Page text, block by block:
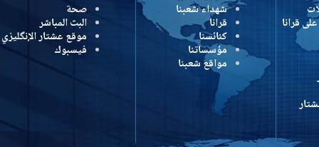
شهداء شعبنا
قرانا
كنائسنا
مؤسساتنا
مواقع شعبنا
صحة
البث المباشر
موقع عشتار الإنگليزي
فيسبوك